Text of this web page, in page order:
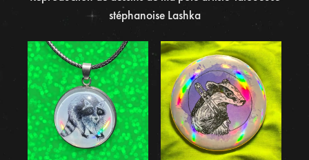
stéphanoise Lashka